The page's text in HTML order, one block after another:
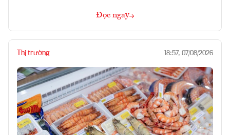
Đọc ngay
Thị trường 18:57, 07/08/2026